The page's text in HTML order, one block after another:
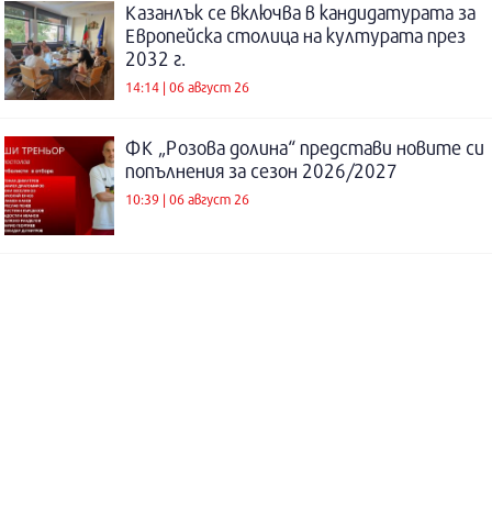
Казанлък се включва в кандидатурата за
Европейска столица на културата през
2032 г.
14:14 | 06 август 26
ФК „Розова долина“ представи новите си
попълнения за сезон 2026/2027
10:39 | 06 август 26